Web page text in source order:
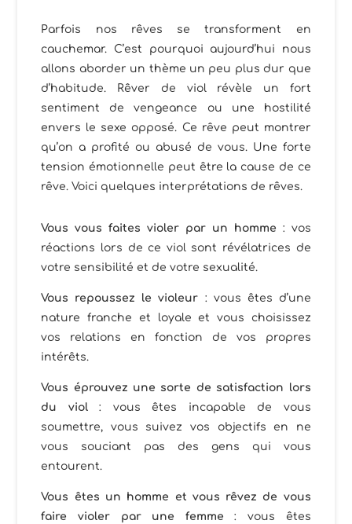
Parfois nos rêves se transforment en
cauchemar. C’est pourquoi aujourd’hui nous
allons aborder un thème un peu plus dur que
d’habitude. Rêver de viol révèle un fort
sentiment de vengeance ou une hostilité
envers le sexe opposé. Ce rêve peut montrer
qu’on a profité ou abusé de vous. Une forte
tension émotionnelle peut être la cause de ce
rêve. Voici quelques interprétations de rêves.
Vous vous faites violer par un homme : vos
réactions lors de ce viol sont révélatrices de
votre sensibilité et de votre sexualité.
Vous repoussez le violeur : vous êtes d’une
nature franche et loyale et vous choisissez
vos relations en fonction de vos propres
intérêts.
Vous éprouvez une sorte de satisfaction lors
du viol: vous êtes incapable de vous
soumettre, vous suivez vos objectifs en ne
vous souciant pas des gens qui vous
entourent.
Vous êtes un homme et vous rêvez de vous
faire violer par une femme: vous êtes